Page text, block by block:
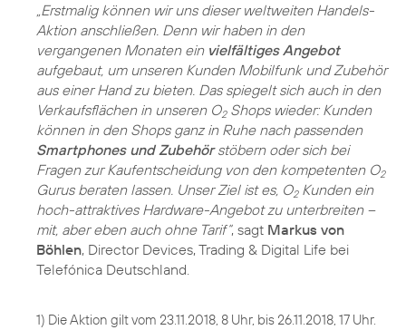
„Erstmalig können wir uns dieser weltweiten Handels-
Aktion anschließen. Denn wir haben in den
vergangenen Monaten ein vielfältiges Angebot
aufgebaut, um unseren Kunden Mobilfunk und Zubehör
aus einer Hand zu bieten. Das spiegelt sich auch in den
Verkaufsflächen in unseren O2Shops wieder: Kunden
können in den Shops ganz in Ruhe nach passenden
Smartphones und Zubehörstöbern oder sich bei
Fragen zur Kaufentscheidung von den kompetenten O2
Gurus beraten lassen. Unser Ziel ist es, O2Kunden ein
hoch-attraktives Hardware-Angebot zu unterbreiten –
mit, aber eben auch ohne Tarif“, sagt Markus von
Böhlen, Director Devices, Trading & Digital Life bei
Telefónica Deutschland.
1) Die Aktion gilt vom 23.11.2018, 8 Uhr, bis 26.11.2018, 17 Uhr.